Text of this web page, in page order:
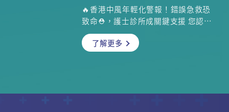
🔥香港中風年輕化警報！錯誤急救恐
致命⛑️，護士診所成關鍵支援 您認為
自己很健康嗎？小心！許多看似健康
的香港人，卻因忽略生活習慣細節：
防中風刻不容緩！學習正確中風急救
了解更多